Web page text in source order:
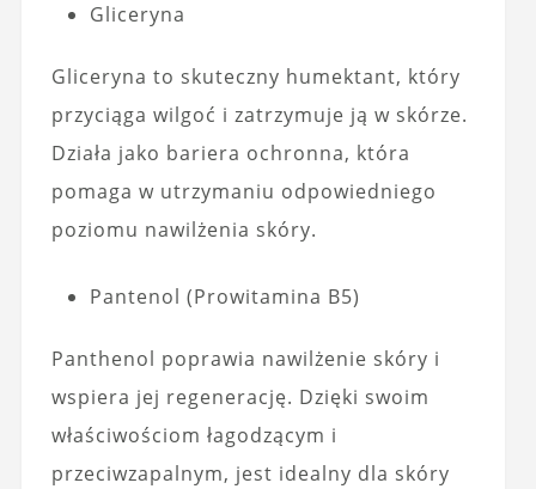
Gliceryna
Gliceryna to skuteczny humektant, który
przyciąga wilgoć i zatrzymuje ją w skórze.
Działa jako bariera ochronna, która
pomaga w utrzymaniu odpowiedniego
poziomu nawilżenia skóry.
Pantenol (Prowitamina B5)
Panthenol poprawia nawilżenie skóry i
wspiera jej regenerację. Dzięki swoim
właściwościom łagodzącym i
przeciwzapalnym, jest idealny dla skóry